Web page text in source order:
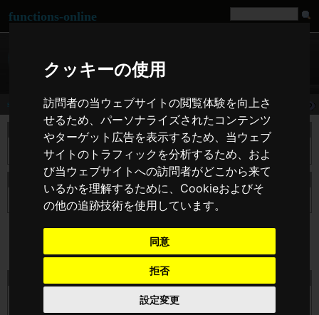
クッキーの使用
訪問者の当ウェブサイトの閲覧体験を向上さ
せるため、パーソナライズされたコンテンツ
やターゲット広告を表示するため、当ウェブ
サイトのトラフィックを分析するため、およ
び当ウェブサイトへの訪問者がどこから来て
いるかを理解するために、Cookieおよびそ
の他の追跡技術を使用しています。
同意
拒否
設定変更
functions-online
strripos
文字列 $haystack の中で、 $needle が最後に現れる位置を探します。
宣言の strripos
strripos ( string $haystack , string $needle [, int $offset ] )